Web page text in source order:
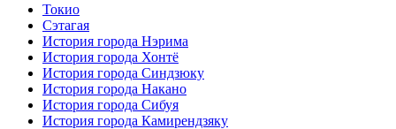
Токио
Сэтагая
История города Нэрима
История города Хонтё
История города Синдзюку
История города Накано
История города Сибуя
История города Камирендзяку